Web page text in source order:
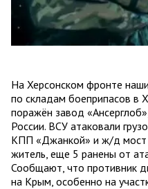
На Херсонском фронте
по складам боеприпасов в
поражён завод
России. ВСУ атаковали
КПП «Джанкой» и ж/д мост
житель, еще 5 ранены от
Сообщают, что противник
на Крым, особенно на